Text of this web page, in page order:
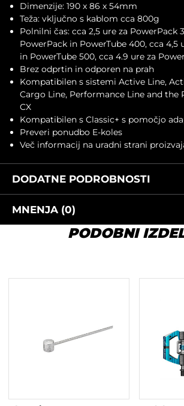
Dimenzije: 190 x 86 x 54mm
Teža: vključno s kablom cca 800g
Polnilni čas: cca 2,5 ure za PowerPack
PowerPack in PowerTube 400, cca 4,5
in PowerTube 500, cca 4.9 ure za
Brez odprtin in odporen na prah
Kompatibilen s sistemi Active Line,
Cargo Line, Performance Line and the
CX
Kompatibilen s Classic+ s pomočjo
Preveri ponudbo E-koles
Več informacij na uradni strani
DODATNE PODROBNOSTI
MNENJA (0)
PODOBNI